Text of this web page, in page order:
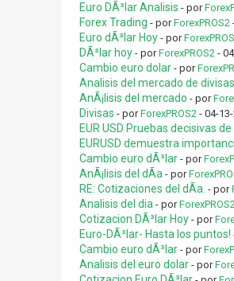
Euro DÃ³lar Analisis - por
Forex Trading - porForexPROS2
Euro dÃ³lar Hoy - por
DÃ³lar hoy - porForexPROS2-
Cambio euro dolar - por
Analisis del mercado de divisas
AnÃ¡lisis del mercado - por
Divisas - porForexPROS2- 04-13-
EUR USD Pruebas decisivas
EURUSD demuestra
Cambio euro dÃ³lar - por
AnÃ¡lisis del dÃ­a - por
RE: Cotizaciones del dÃ­a. - por
Analisis del dia - por
Cotizacion DÃ³lar Hoy - por
Euro-DÃ³lar- Hasta los puntos!
Cambio euro dÃ³lar - por
Analisis del euro dolar - por